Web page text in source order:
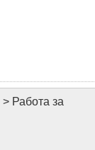
> Работа за